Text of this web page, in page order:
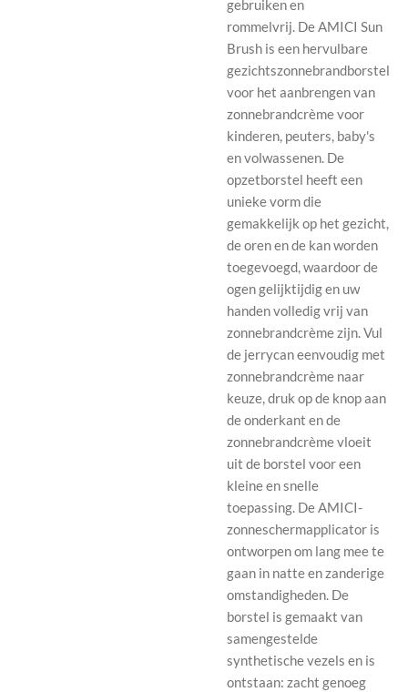
gebruiken en
rommelvrij. De AMICI Sun
Brush is een hervulbare
gezichtszonnebrandborstel
voor het aanbrengen van
zonnebrandcrème voor
kinderen, peuters, baby's
en volwassenen. De
opzetborstel heeft een
unieke vorm die
gemakkelijk op het gezicht,
de oren en de kan worden
toegevoegd, waardoor de
ogen gelijktijdig en uw
handen volledig vrij van
zonnebrandcrème zijn.Vul
de jerrycan eenvoudig met
zonnebrandcrème naar
keuze, druk op de knop aan
de onderkant en de
zonnebrandcrème vloeit
uit de borstel voor een
kleine en snelle
toepassing. De AMICI-
zonneschermapplicator is
ontworpen om lang mee te
gaan in natte en zanderige
omstandigheden. De
borstel is gemaakt van
samengestelde
synthetische vezels en is
ontstaan: zacht genoeg